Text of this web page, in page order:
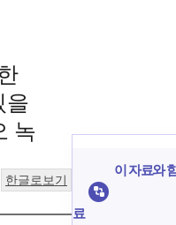
을
녹
한글로보기
이 자료와
료